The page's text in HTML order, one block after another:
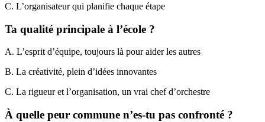
C. L’organisateur qui planifie chaque étape
Ta qualité principale à l’école ?
A. L’esprit d’équipe, toujours là pour aider les autres
B. La créativité, plein d’idées innovantes
C. La rigueur et l’organisation, un vrai chef d’orchestre
À quelle peur commune n’es-tu pas confronté ?